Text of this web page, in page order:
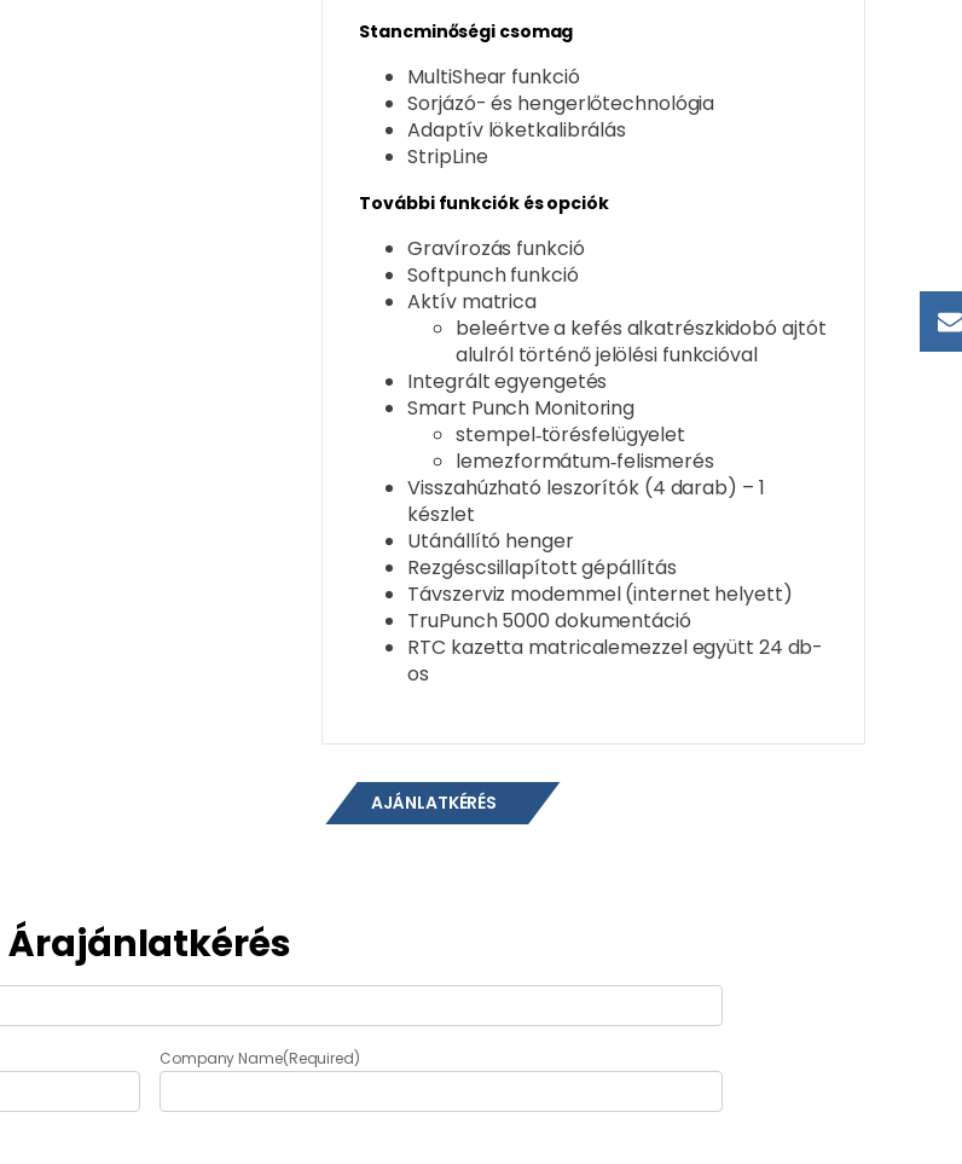
Stancminőségi csomag
MultiShear funkció
Sorjázó- és hengerlőtechnológia
Adaptív löketkalibrálás
StripLine
További funkciók és opciók
Gravírozás funkció
Softpunch funkció
Aktív matrica
beleértve a kefés alkatrészkidobó ajtót
alulról történő jelölési funkcióval
Integrált egyengetés
Smart Punch Monitoring
stempel‑törésfelügyelet
lemezformátum‑felismerés
Visszahúzható leszorítók (4 darab) – 1
készlet
Utánállító henger
Rezgéscsillapított gépállítás
Távszerviz modemmel (internet helyett)
TruPunch 5000 dokumentáció
RTC kazetta matricalemezzel együtt 24 db-
os
AJÁNLATKÉRÉS
Árajánlatkérés
Company Name(Required)